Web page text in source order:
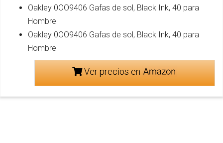
Oakley 0OO9406 Gafas de sol, Black Ink, 40 para
Hombre
Oakley 0OO9406 Gafas de sol, Black Ink, 40 para
Hombre
Ver precios en